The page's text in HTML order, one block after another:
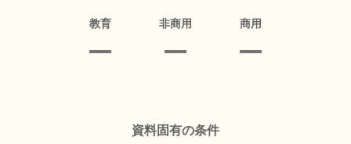
教育 非商用 商用
資料固有の条件